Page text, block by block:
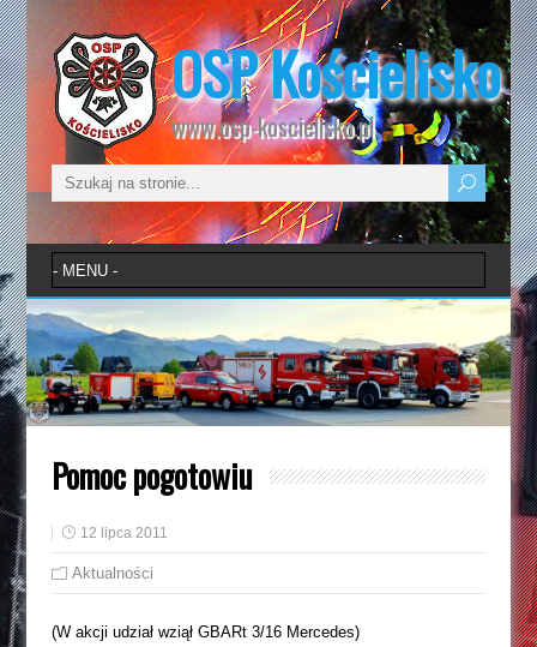
OSP Kościelisko
www.osp-koscielisko.pl
Pomoc pogotowiu
12 lipca 2011
Aktualności
(W akcji udział wziął GBARt 3/16 Mercedes)